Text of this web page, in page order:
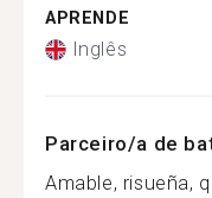
APRENDE
Inglês
Parceiro/a de
Amable, risueña,